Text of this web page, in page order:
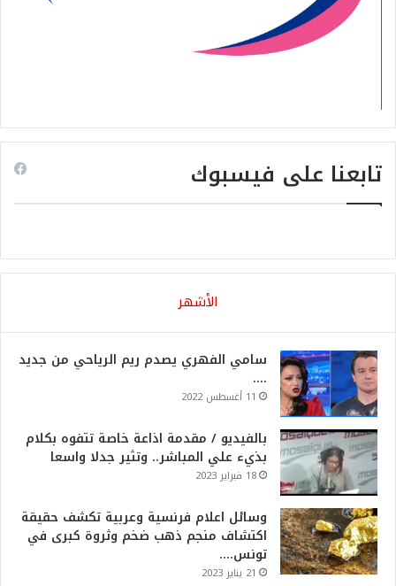
تابعنا على فيسبوك
الأشهر
سامي الفهري يصدم ريم الرياحي من جديد
….
11 أغسطس 2022
بالفيديو / مقدمة اذاعة خاصة تتفوه بكلام
بذيء علي المباشر.. وتثير جدلا واسعا
18 فبراير 2023
وسائل اعلام فرنسية وعربية تكشف حقيقة
اكتشاف منجم ذهب ضخم وثروة كبرى في
تونس….
21 يناير 2023